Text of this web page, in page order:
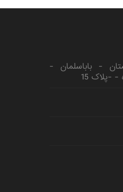
- باباسلمان -
پلاک 15